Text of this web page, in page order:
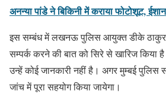
अनन्या पांडे ने बिकिनी में कराया फोटोशूट,
इस सम्बंध में लखनऊ पुलिस आयुक्त डीके ठाकुर
सम्पर्क करने की बात को सिरे से खारिज किया
उन्हें कोई जानकारी नहीं है। अगर मुम्बई पुलिस
जांच में पूरा सहयोग किया जायेगा।